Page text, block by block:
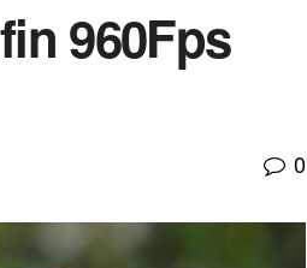
960Fps
0